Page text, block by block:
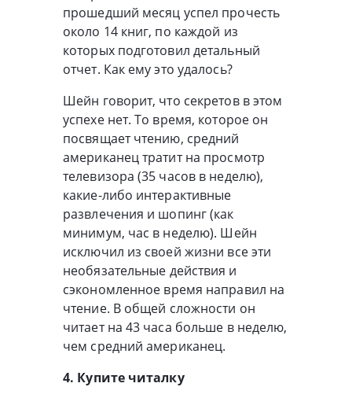
прошедший месяц успел прочесть
около 14 книг, по каждой из
которых подготовил детальный
отчет. Как ему это удалось?
Шейн говорит, что секретов в этом
успехе нет. То время, которое он
посвящает чтению, средний
американец тратит на просмотр
телевизора (35 часов в неделю),
какие-либо интерактивные
развлечения и шопинг (как
минимум, час в неделю). Шейн
исключил из своей жизни все эти
необязательные действия и
сэкономленное время направил на
чтение. В общей сложности он
читает на 43 часа больше в неделю,
чем средний американец.
4. Купите читалку